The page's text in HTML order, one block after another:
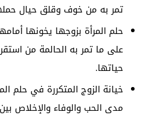
تمر به من خوف وقلق حيال
حلم المرأة بزوجها يخونها
على ما تمر به الحالمة من
حياتها.
خيانة الزوج المتكررة في حلم
مدى الحب والوفاء والإخلاص